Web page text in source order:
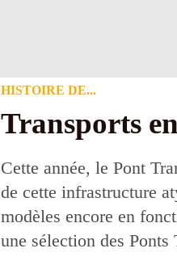
HISTOIRE DE...
Transports
Cette année, le Pont
de cette infrastructure
modèles encore en
une sélection des Ponts